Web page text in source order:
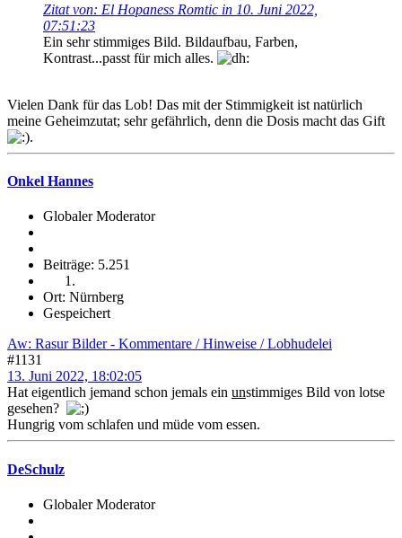
Zitat von: El Hopaness Romtic in 10. Juni 2022,
07:51:23
Ein sehr stimmiges Bild. Bildaufbau, Farben,
Kontrast...passt für mich alles.
Vielen Dank für das Lob! Das mit der Stimmigkeit ist natürlich
meine Geheimzutat; sehr gefährlich, denn die Dosis macht das Gift
.
Onkel Hannes
Globaler Moderator
Beiträge: 5.251
Ort: Nürnberg
Gespeichert
Aw: Rasur Bilder - Kommentare / Hinweise / Lobhudelei
#1131
13. Juni 2022, 18:02:05
Hat eigentlich jemand schon jemals ein unstimmiges Bild von lotse
gesehen?
Hungrig vom schlafen und müde vom essen.
DeSchulz
Globaler Moderator